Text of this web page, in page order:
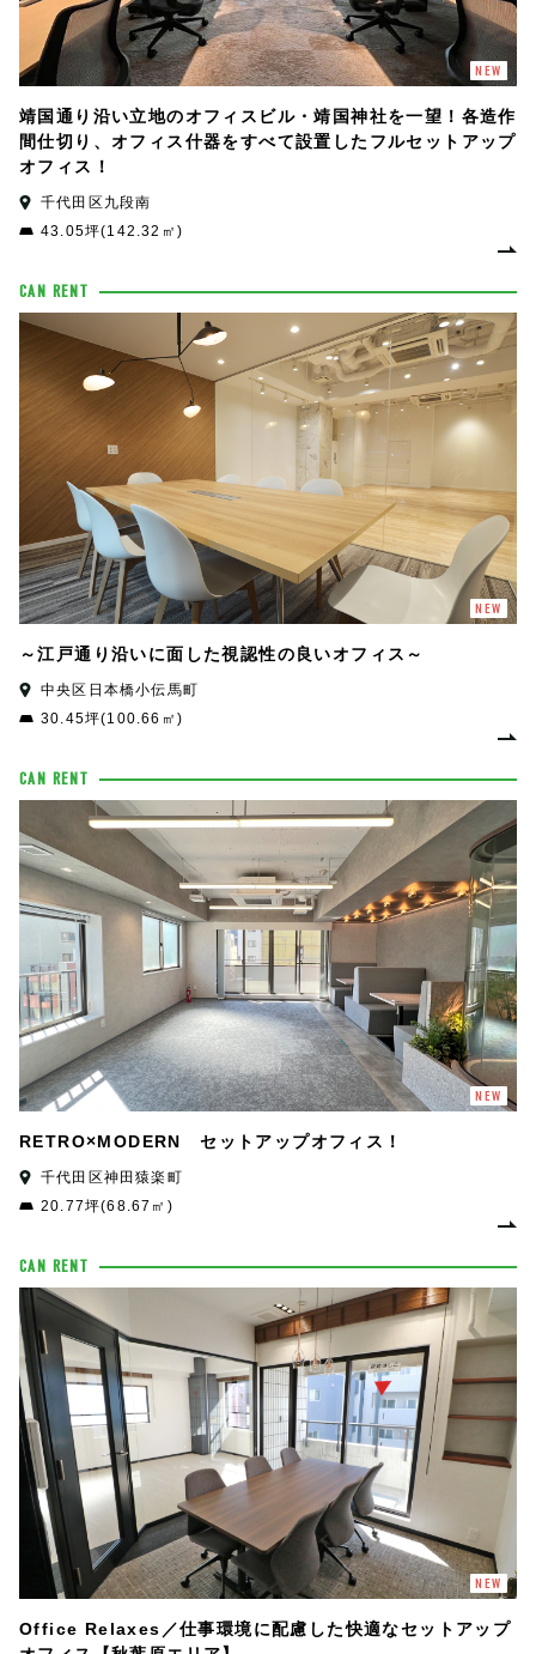
NEW
靖国通り沿い立地のオフィスビル・靖国神社を一望！各造作
間仕切り、オフィス什器をすべて設置したフルセットアップ
オフィス！
千代田区九段南
43.05坪(142.32㎡)
CAN RENT
NEW
～江戸通り沿いに面した視認性の良いオフィス～
中央区日本橋小伝馬町
30.45坪(100.66㎡)
CAN RENT
NEW
RETRO×MODERN セットアップオフィス！
千代田区神田猿楽町
20.77坪(68.67㎡)
CAN RENT
NEW
Office Relaxes／仕事環境に配慮した快適なセットアップ